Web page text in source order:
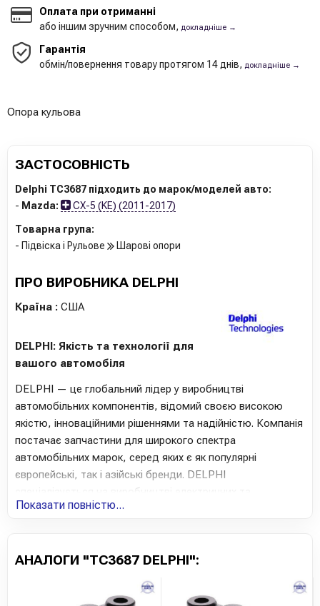
Оплата при отриманні
або іншим зручним способом, докладніше →
Гарантія
обмін/повернення товару протягом 14 днів, докладніше →
Опора кульова
ЗАСТОСОВНІСТЬ
Delphi TC3687 підходить до марок/моделей авто:
- Mazda: CX-5 (KE) (2011-2017)
Товарна група:
- Підвіска і Рульове
Шарові опори
ПРО ВИРОБНИКА DELPHI
Країна : США
DELPHI: Якість та технології для
вашого автомобіля
DELPHI — це глобальний лідер у виробництві
автомобільних компонентів, відомий своєю високою
якістю, інноваційними рішеннями та надійністю. Компанія
постачає запчастини для широкого спектра
автомобільних марок, серед яких є як популярні
європейські, так і азійські бренди. DELPHI
спеціалізується на виробництві електричних та
електронних компонентів, системах управління
DELPHI активно інвестує в дослідження та розробку
Показати повністю...
АНАЛОГИ "TC3687 DELPHI":